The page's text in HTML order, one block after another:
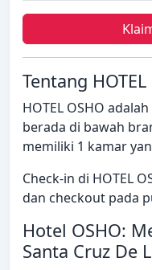
Tentang HOTEL
HOTEL OSHO
berada di bawah
memiliki 1 kamar
Check-in di HOTEL
dan checkout pada
Hotel OSHO:
Santa Cruz De